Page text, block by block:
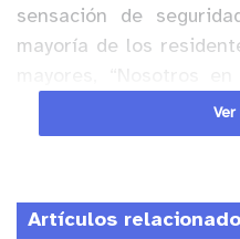
sensación de
mayoría de los
colocar las cámaras
proteger un poquito a
Oyarzún, presidente de
Ver
Artículos